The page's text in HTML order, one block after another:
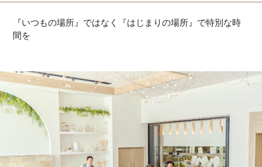
『いつもの場所』ではなく『はじまりの場所』で特別な時
間を